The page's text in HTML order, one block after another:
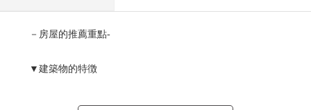
－房屋的推薦重點-
▼建築物的特徴
是從車站平坦的路程